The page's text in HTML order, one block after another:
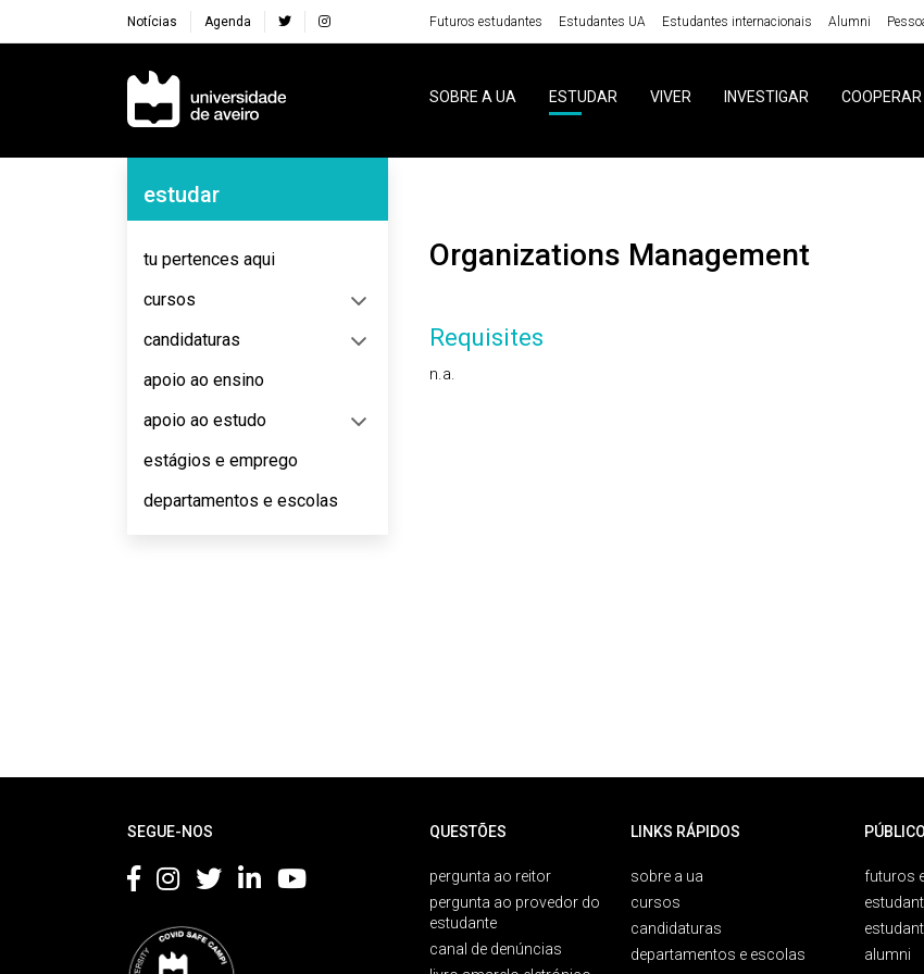
Notícias Agenda Futuros estudantes Estudantes UA Estudantes internacionais Alumni
Navegação Principal
SOBRE A UA ESTUDAR VIVER INVESTIGAR COOPERAR
Navegação Lateral
estudar
tu pertences aqui
cursos
candidaturas
apoio ao ensino
apoio ao estudo
estágios e emprego
departamentos e escolas
Organizations Management
Requisites
n.a.
SEGUE-NOS QUESTÕES
pergunta ao reitor
pergunta ao provedor do
estudante
canal de denúncias
LINKS RÁPIDOS
sobre a ua
cursos
candidaturas
departamentos e escolas
futuros
alumni